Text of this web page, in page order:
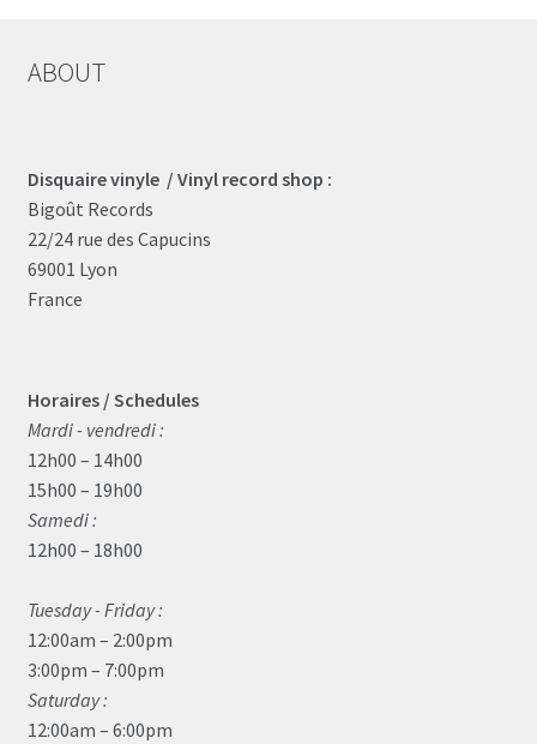
ABOUT
Disquaire vinyle / Vinyl record shop :
Bigoût Records
22/24 rue des Capucins
69001 Lyon
France
Horaires / Schedules
Mardi - vendredi :
12h00 – 14h00
15h00 – 19h00
Samedi :
12h00 – 18h00
Tuesday - Friday :
12:00am – 2:00pm
3:00pm – 7:00pm
Saturday :
12:00am – 6:00pm